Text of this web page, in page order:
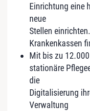
Einrichtung eine
neue
Stellen
Krankenkassen
Mit bis zu
stationäre
die
Digitalisierung
Verwaltung